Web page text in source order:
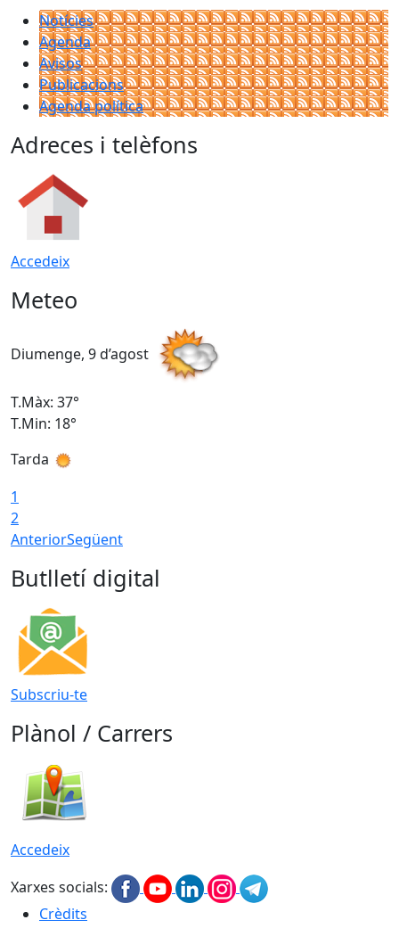
Notícies
Agenda
Avisos
Publicacions
Agenda política
Adreces i telèfons
Accedeix
Meteo
Diumenge, 9 d’agost
T.Màx: 37°
T.Min: 18°
Tarda
1
2
AnteriorSegüent
Butlletí digital
Subscriu-te
Plànol / Carrers
Accedeix
Xarxes socials:
Crèdits